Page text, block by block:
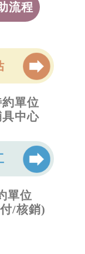
流程
單位
中心
單位
/核銷)